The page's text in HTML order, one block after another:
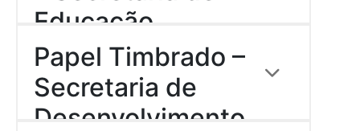
Educação
Esporte e
Cultura
Download
Papel Timbrado –
Secretaria de
Desenvolvimento